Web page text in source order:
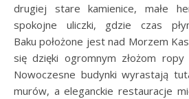
drugiej stare kamienice, małe
spokojne uliczki, gdzie czas
Baku położone jest nad Morzem
się dzięki ogromnym złożom
Nowoczesne budynki wyrastają
murów, a eleganckie restauracje